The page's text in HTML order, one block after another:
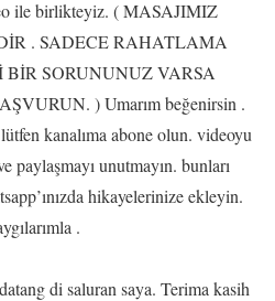
ile birlikteyiz. ( MASAJIMIZ
. SADECE RAHATLAMA
SORUNUNUZ VARSA
) Umarım beğenirsin .
kanalıma abone olun. videoyu
paylaşmayı unutmayın. bunları
hikayelerinize ekleyin.
.
di saluran saya. Terima kasih